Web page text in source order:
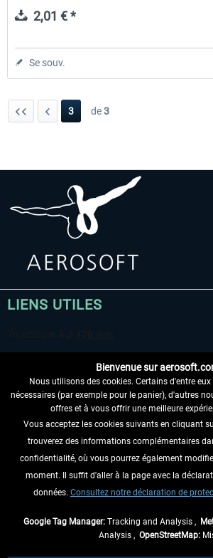
2,01 € *
Se souv.
3 de3
LIENS UTILES
RENONCER AU CONTRAT ICI
INFORMATIONS
NE MANQUEZ PAS LES
Bienvenue sur
Nous utilisons des cookies. Certains d'entre
nécessaires (par exemple pour le panier), d'autres
offres et à vous offrir une meilleure
Vous acceptez les cookies suivants en cliquant
trouverez des informations complémentaires
confidentialité, où vous pourrez également
moment. Il suffit d'aller à la page avec la
données. Consultez notre déclaration de
Google Tag Manager: Tracking and Analysis ,
Analysis , OpenStreetMap: